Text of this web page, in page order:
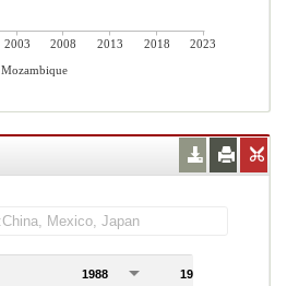
2003 2008 2013 2018
2023
Mozambique
1988 1989